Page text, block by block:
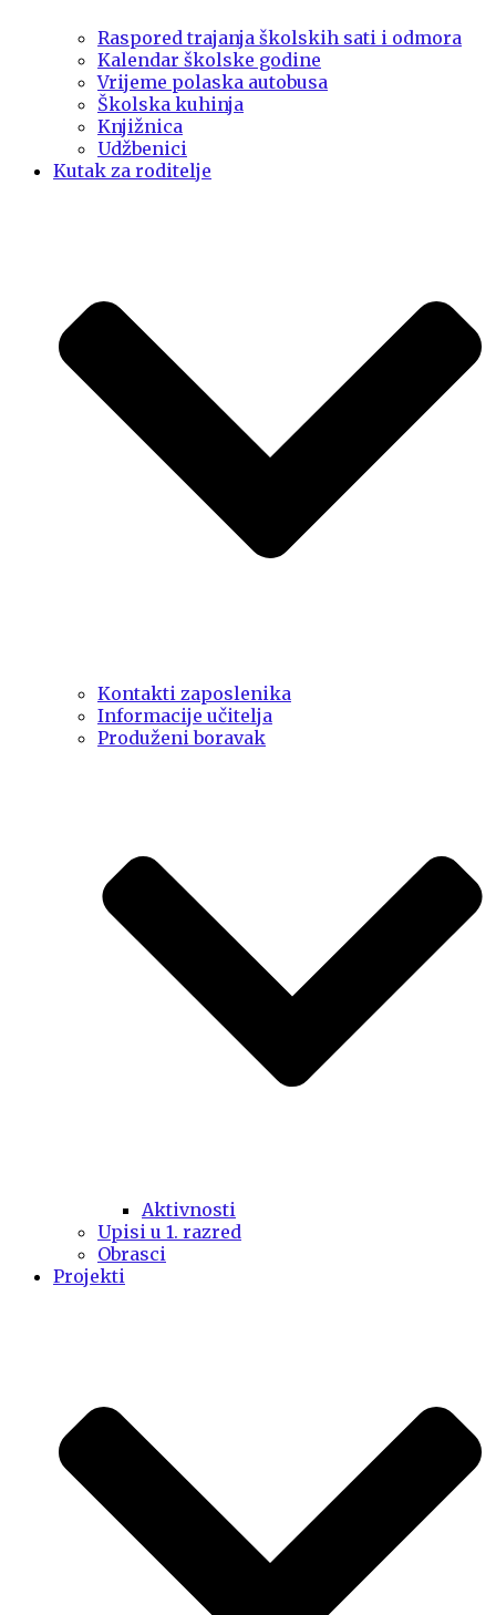
Raspored trajanja školskih sati i odmora
Kalendar školske godine
Vrijeme polaska autobusa
Školska kuhinja
Knjižnica
Udžbenici
Kutak za roditelje
Kontakti zaposlenika
Informacije učitelja
Produženi boravak
Aktivnosti
Upisi u 1. razred
Obrasci
Projekti